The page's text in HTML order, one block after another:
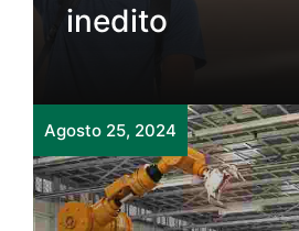
inedito
Agosto 25, 2024